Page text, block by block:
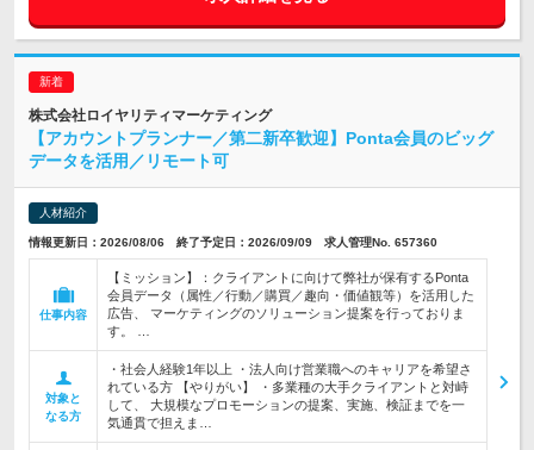
株式会社ロイヤリティマーケティング
【アカウントプランナー／第二新卒歓迎】Ponta会員のビッグ
データを活用／リモート可
人材紹介
情報更新日：2026/08/06 終了予定日：2026/09/09 求人管理No. 657360
仕事内容
【ミッション】：クライアントに向けて弊社が保有するPonta
会員データ（属性／行動／購買／趣向・価値観等）を活用した
広告、 マーケティングのソリューション提案を行っておりま
す。 …
対象と
なる方
・社会人経験1年以上 ・法人向け営業職へのキャリアを希望さ
れている方 【やりがい】 ・多業種の大手クライアントと対峙
して、 大規模なプロモーションの提案、実施、検証までを一
気通貫で担えま…